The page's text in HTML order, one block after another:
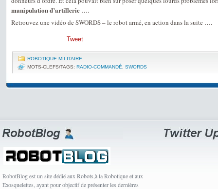
manipulation d’artillerie ….
Retrouvez une vidéo de SWORDS – le robot armé, en action dans la suite ….
Tweet
ROBOTIQUE MILITAIRE
MOTS-CLEFS/TAGS: RADIO-COMMANDÉ SWORDS
RobotBlog est un site dédié aux Robots,à la Robotique et aux
Exosquelettes, ayant pour objectif de présenter les dernières